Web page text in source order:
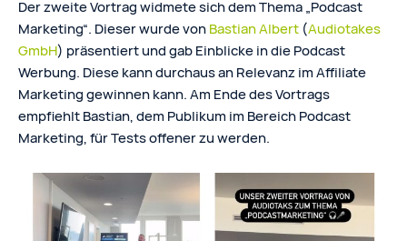
Der zweite Vortrag widmete sich dem Thema „Podcast
Marketing“. Dieser wurde vonBastian Albert (Audiotakes
GmbH) präsentiert und gab Einblicke in die Podcast
Werbung. Diese kann durchaus an Relevanz im Affiliate
Marketing gewinnen kann. Am Ende des Vortrags
empfiehlt Bastian, dem Publikum im Bereich Podcast
Marketing, für Tests offener zu werden.